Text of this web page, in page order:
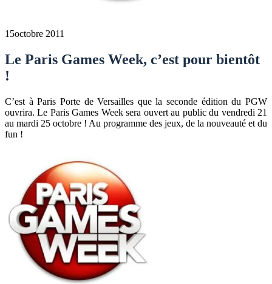
15octobre 2011
Le Paris Games Week, c’est pour bientôt
!
C’est à Paris Porte de Versailles que la seconde édition du PGW
ouvrira. Le Paris Games Week sera ouvert au public du vendredi 21
au mardi 25 octobre ! Au programme des jeux, de la nouveauté et du
fun !